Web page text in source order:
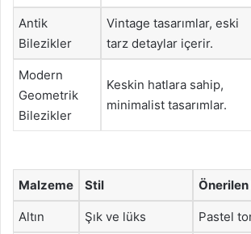
Antik
Bilezikler
Vintage tasarımlar, eski
tarz detaylar içerir.
Modern
Geometrik
Bilezikler
Keskin hatlara sahip,
minimalist tasarımlar.
Malzeme Stil
Altın Şık ve lüks Pastel